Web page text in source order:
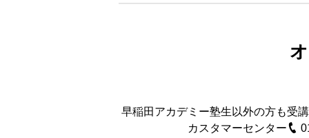
早稲田アカデミー塾生以外の方も受
カスタマーセンター